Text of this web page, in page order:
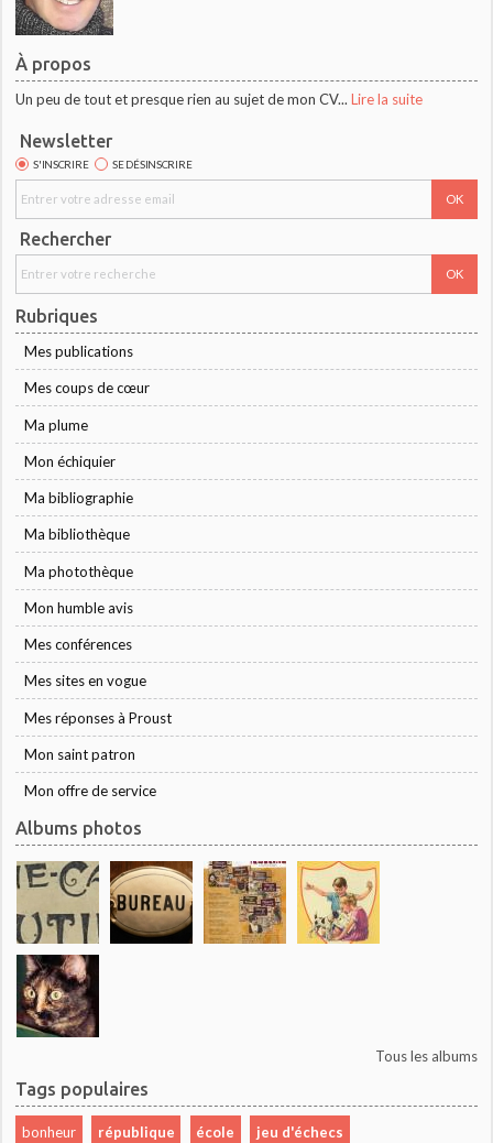
À propos
Un peu de tout et presque rien au sujet de mon CV... Lire la suite
Newsletter
S'INSCRIRE SE DÉSINSCRIRE
Rechercher
Rubriques
Mes publications
Mes coups de cœur
Ma plume
Mon échiquier
Ma bibliographie
Ma bibliothèque
Ma photothèque
Mon humble avis
Mes conférences
Mes sites en vogue
Mes réponses à Proust
Mon saint patron
Mon offre de service
Albums photos
Tous les albums
Tags populaires
bonheur république école jeu d'échecs